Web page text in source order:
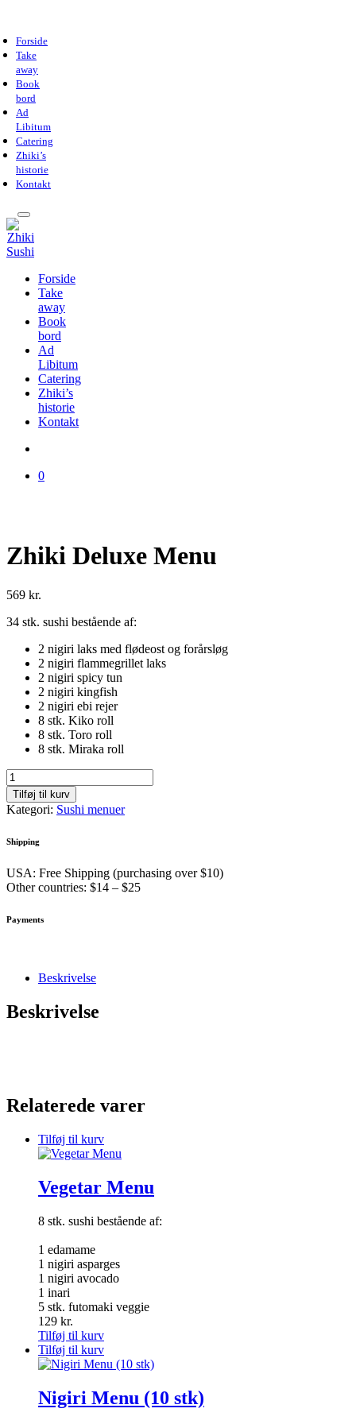
Forside
Take
away
Book
bord
Ad
Libitum
Catering
Zhiki’s
historie
Kontakt
Forside
Take
away
Book
bord
Ad
Libitum
Catering
Zhiki’s
historie
Kontakt
0
Zhiki Deluxe Menu
569 kr.
34 stk. sushi bestående af:
2 nigiri laks med flødeost og forårsløg
2 nigiri flammegrillet laks
2 nigiri spicy tun
2 nigiri kingfish
2 nigiri ebi rejer
8 stk. Kiko roll
8 stk. Toro roll
8 stk. Miraka roll
Zhiki
Deluxe
Menu
antal
Tilføj til kurv
Kategori: Sushi menuer
Shipping
USA: Free Shipping (purchasing over $10)
Other countries: $14 – $25
Payments
Beskrivelse
Beskrivelse
Relaterede varer
Tilføj til kurv
Vegetar Menu
8 stk. sushi bestående af:
1 edamame
1 nigiri asparges
1 nigiri avocado
1 inari
5 stk. futomaki veggie
129 kr.
Tilføj til kurv
Tilføj til kurv
Nigiri Menu (10 stk)